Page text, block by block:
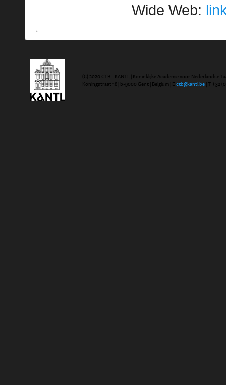
Wide Web:
(C) 2020 CTB - KANTL | Koninklijke Academie voor Nederlandse
Koningstraat 18 | b-9000 Gent | Belgium | E ctb@kantl.be | T +32